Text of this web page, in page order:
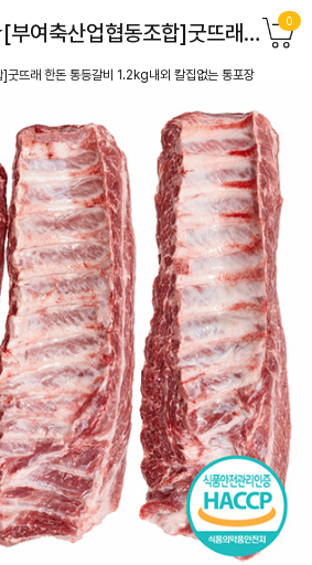
★특별행사가★[부여축산업협동조합]굿뜨래 한돈 통등갈비 1.2kg내외 칼집없는 통포장 0
뜨래 한돈 통등갈비 1.2kg내외 칼집없는 통포장